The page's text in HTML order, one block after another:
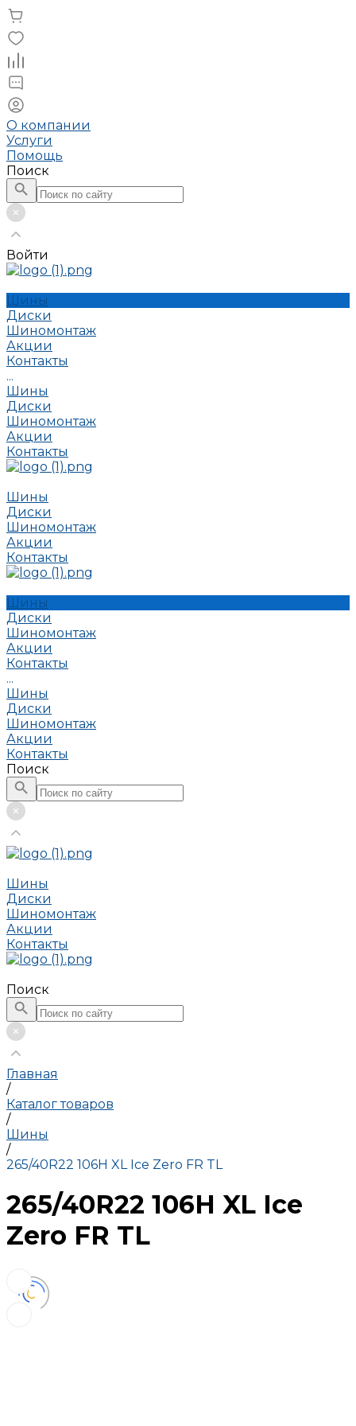
О компании
Услуги
Помощь
Поиск
Войти
Шины
Диски
Шиномонтаж
Акции
Контакты
...
Шины
Диски
Шиномонтаж
Акции
Контакты
Шины
Диски
Шиномонтаж
Акции
Контакты
Шины
Диски
Шиномонтаж
Акции
Контакты
...
Шины
Диски
Шиномонтаж
Акции
Контакты
Поиск
Шины
Диски
Шиномонтаж
Акции
Контакты
Поиск
Главная
/
Каталог товаров
/
Шины
/
265/40R22 106H XL Ice Zero FR TL
265/40R22 106H XL Ice
Zero FR TL